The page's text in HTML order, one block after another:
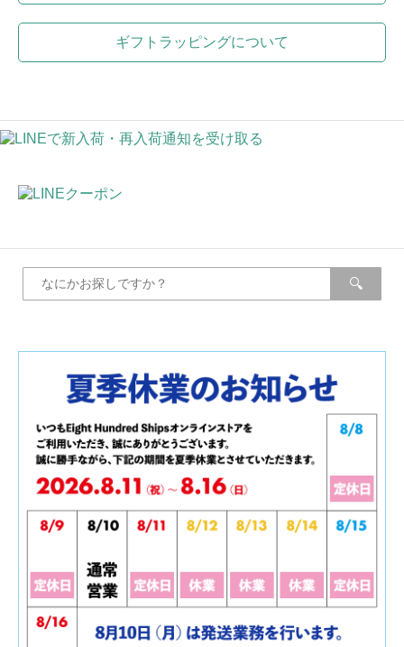
ギフトラッピングについて